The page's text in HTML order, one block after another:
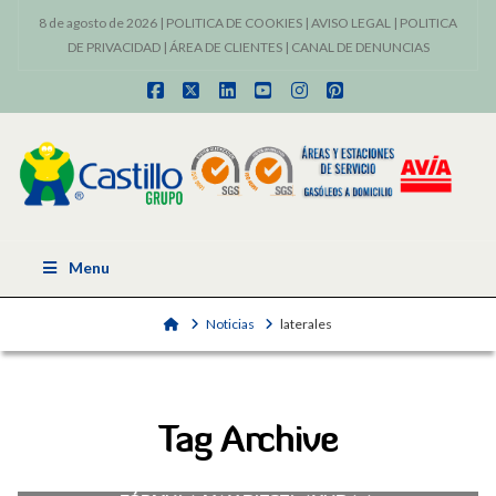
8 de agosto de 2026 | POLITICA DE COOKIES | AVISO LEGAL | POLITICA
DE PRIVACIDAD| ÁREA DE CLIENTES| CANAL DE DENUNCIAS
Facebook
X LinkedInYouTubeInstagram
Pinterest
Menu
HomeNoticias laterales
Tag Archive